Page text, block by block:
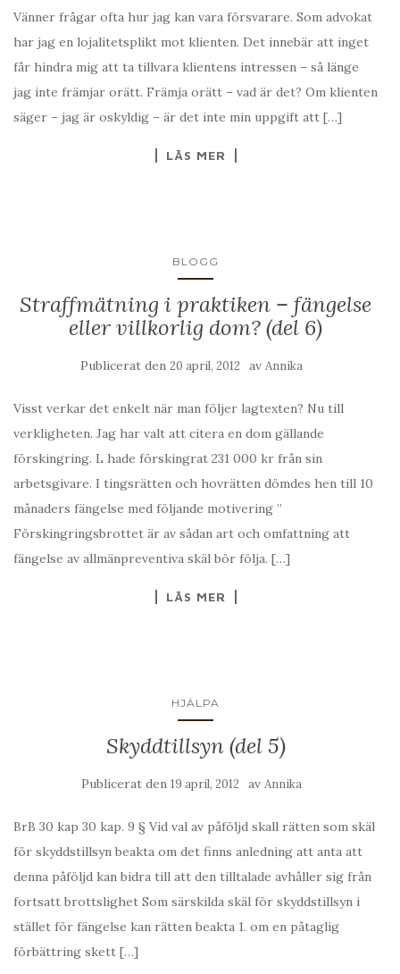
Vänner frågar ofta hur jag kan vara försvarare. Som advokat
har jag en lojalitetsplikt mot klienten. Det innebär att inget
får hindra mig att ta tillvara klientens intressen – så länge
jag inte främjar orätt. Främja orätt – vad är det? Om klienten
säger – jag är oskyldig – är det inte min uppgift att […]
LÄS MER
BLOGG
Straffmätning i praktiken – fängelse
eller villkorlig dom? (del 6)
Publicerat den 20 april, 2012 av Annika
Visst verkar det enkelt när man följer lagtexten? Nu till
verkligheten. Jag har valt att citera en dom gällande
förskingring. L hade förskingrat 231 000 kr från sin
arbetsgivare. I tingsrätten och hovrätten dömdes hen till 10
månaders fängelse med följande motivering ”
Förskingringsbrottet är av sådan art och omfattning att
fängelse av allmänpreventiva skäl bör följa. […]
LÄS MER
HJÄLPA
Skyddtillsyn (del 5)
Publicerat den 19 april, 2012 av Annika
BrB 30 kap 30 kap. 9 § Vid val av påföljd skall rätten som skäl
för skyddstillsyn beakta om det finns anledning att anta att
denna påföljd kan bidra till att den tilltalade avhåller sig från
fortsatt brottslighet Som särskilda skäl för skyddstillsyn i
stället för fängelse kan rätten beakta 1. om en påtaglig
förbättring skett […]